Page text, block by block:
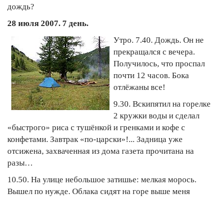
дождь?
28 июля 2007. 7 день.
Утро. 7.40. Дождь. Он не
прекращался с вечера.
Получилось, что проспал
почти 12 часов. Бока
отлёжаны все!
9.30. Вскипятил на горелке
2 кружки воды и сделал
«быстрого» риса с тушёнкой и гренками и кофе с
конфетами. Завтрак «по-царски»!... Задница уже
отсижена, захваченная из дома газета прочитана на
разы…
10.50. На улице небольшое затишье: мелкая морось.
Вышел по нужде. Облака сидят на горе выше меня